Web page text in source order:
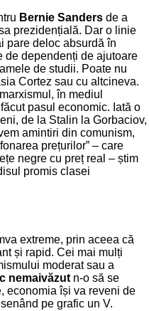
Bernie Sanders de a
prezidențială. Dar o linie
pare deloc absurdă în
de dependenți de ajutoare
de studii. Poate nu
Cortez sau cu altcineva.
în mediul
pasul economic. Iată o
de la Stalin la Gorbaciov,
amintiri din comunism,
prețurilor” – care
negre cu preț real – știm
promis clasei
extreme, prin aceea că
și rapid. Cei mai mulți
moderat sau a
nemaivăzutn-o să se
economia își va reveni de
pe grafic un V.